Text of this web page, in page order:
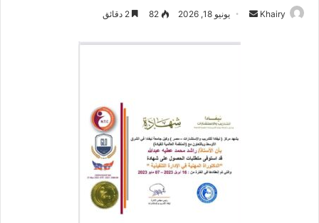
Khairy يونيو 18, 2026 82